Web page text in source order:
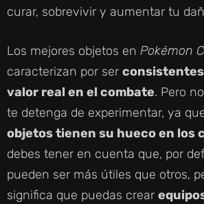
curar, sobrevivir y aumentar tu
Los mejores objetos en Pokémon
caracterizan por ser consistentes
valor real en el combate. Pero
te detenga de experimentar, ya
objetos tienen su hueco en los
debes tener en cuenta que, por
pueden ser más útiles que otros,
significa que puedas crear